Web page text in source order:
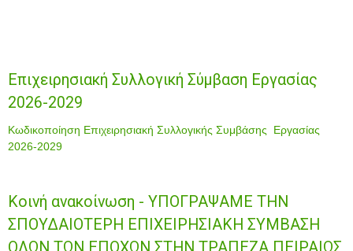
Επιχειρησιακή Συλλογική Σύμβαση Εργασίας
2026-2029
Κωδικοποίηση Επιχειρησιακή Συλλογικής Συμβάσης Εργασίας
2026-2029
Κοινή ανακοίνωση - ΥΠΟΓΡΑΨΑΜΕ ΤΗΝ
ΣΠΟΥΔΑΙΟΤΕΡΗ ΕΠΙΧΕΙΡΗΣΙΑΚΗ ΣΥΜΒΑΣΗ
ΟΛΩΝ ΤΩΝ ΕΠΟΧΩΝ ΣΤΗΝ ΤΡΑΠΕΖΑ ΠΕΙΡΑΙΩΣ